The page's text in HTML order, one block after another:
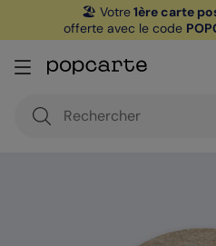
🏖️ Votre1ère carte
offerte avec le code